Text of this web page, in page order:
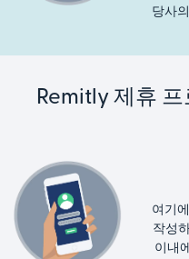
당사
Remitly 제휴
여기
작성
이내